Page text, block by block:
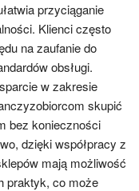
przyciąganie
Klienci często
na zaufanie do
obsługi.
w zakresie
skupić
bez konieczności
dzięki współpracy z
mają możliwość
praktyk, co może